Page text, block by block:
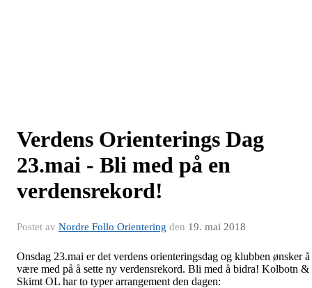
Verdens Orienterings Dag
23.mai - Bli med på en
verdensrekord!
Postet av Nordre Follo Orientering den 19. mai 2018
Onsdag 23.mai er det verdens orienteringsdag og klubben ønsker å
være med på å sette ny verdensrekord. Bli med å bidra! Kolbotn &
Skimt OL har to typer arrangement den dagen: